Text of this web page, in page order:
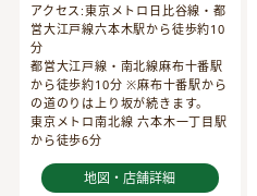
アクセス:東京メトロ日比谷線・都
営大江戸線六本木駅から徒歩約10
分
都営大江戸線・南北線麻布十番駅
から徒歩約10分 ※麻布十番駅から
の道のりは上り坂が続きます。
東京メトロ南北線 六本木一丁目駅
から徒歩6分
地図・店舗詳細